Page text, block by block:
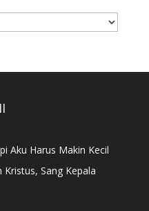
Aku Harus Makin Kecil
Kristus, Sang Kepala